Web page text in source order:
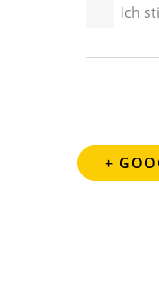
Ich
+